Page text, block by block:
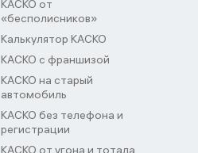
КАСКО от
«бесполисников»
Калькулятор КАСКО
КАСКО с франшизой
КАСКО на старый
автомобиль
КАСКО без телефона и
регистрации
КАСКО от угона и тотала